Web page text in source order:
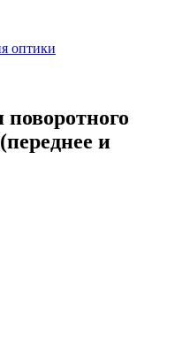
оптики
и